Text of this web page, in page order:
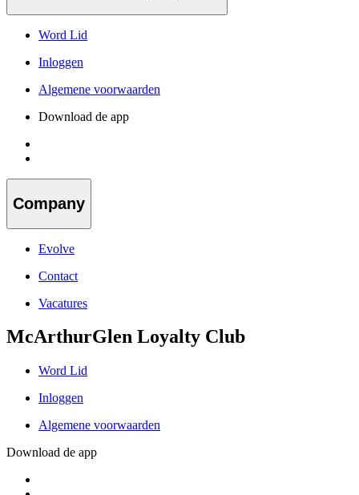
Word Lid
Inloggen
Algemene voorwaarden
Download de app
Company
Evolve
Contact
Vacatures
McArthurGlen Loyalty Club
Word Lid
Inloggen
Algemene voorwaarden
Download de app